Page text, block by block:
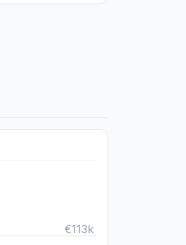
€113k